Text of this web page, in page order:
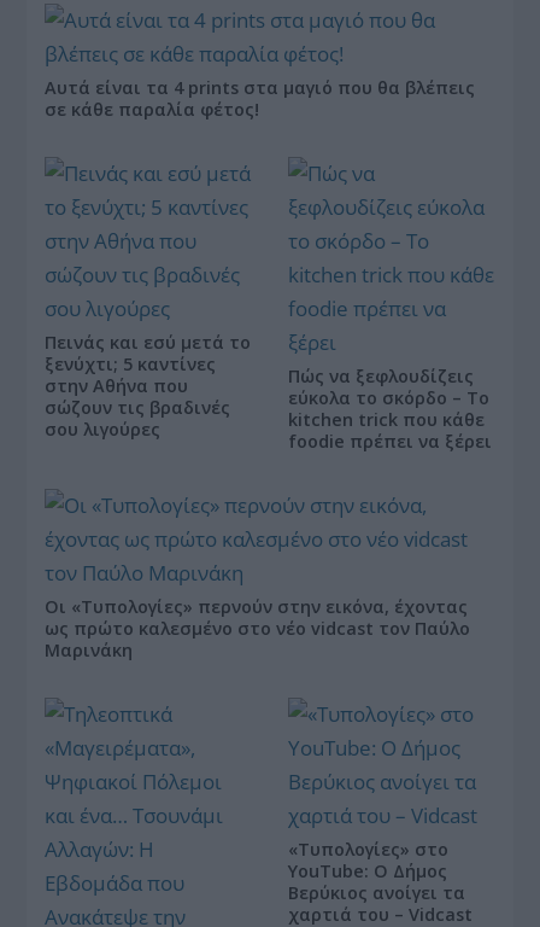
Αυτά είναι τα 4 prints στα μαγιό που θα βλέπεις
σε κάθε παραλία φέτος!
Πεινάς και εσύ μετά το
ξενύχτι; 5 καντίνες
στην Αθήνα που
σώζουν τις βραδινές
σου λιγούρες
Πώς να ξεφλουδίζεις
εύκολα το σκόρδο – Το
kitchen trick που κάθε
foodie πρέπει να ξέρει
Οι «Τυπολογίες» περνούν στην εικόνα, έχοντας
ως πρώτο καλεσμένο στο νέο vidcast τον Παύλο
Μαρινάκη
«Τυπολογίες» στο
YouTube: Ο Δήμος
Βερύκιος ανοίγει τα
χαρτιά του – Vidcast